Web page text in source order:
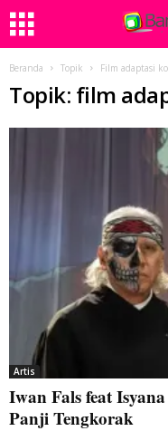
Beranda Topik Film adaptasi
Topik: film
Artis
Iwan Fals feat
Panji Tengkorak